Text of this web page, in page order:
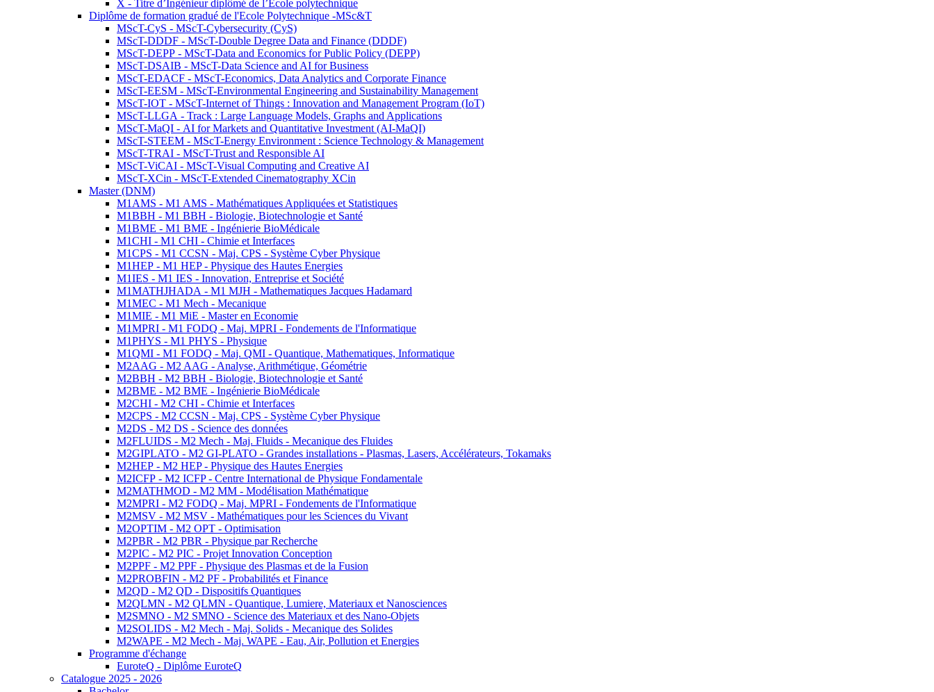
X - Titre d’Ingénieur diplômé de l’École polytechnique
Diplôme de formation gradué de l'Ecole Polytechnique -MSc&T
MScT-CyS - MScT-Cybersecurity (CyS)
MScT-DDDF - MScT-Double Degree Data and Finance (DDDF)
MScT-DEPP - MScT-Data and Economics for Public Policy (DEPP)
MScT-DSAIB - MScT-Data Science and AI for Business
MScT-EDACF - MScT-Economics, Data Analytics and Corporate Finance
MScT-EESM - MScT-Environmental Engineering and Sustainability Management
MScT-IOT - MScT-Internet of Things : Innovation and Management Program (IoT)
MScT-LLGA - Track : Large Language Models, Graphs and Applications
MScT-MaQI - AI for Markets and Quantitative Investment (AI-MaQI)
MScT-STEEM - MScT-Energy Environment : Science Technology & Management
MScT-TRAI - MScT-Trust and Responsible AI
MScT-ViCAI - MScT-Visual Computing and Creative AI
MScT-XCin - MScT-Extended Cinematography XCin
Master (DNM)
M1AMS - M1 AMS - Mathématiques Appliquées et Statistiques
M1BBH - M1 BBH - Biologie, Biotechnologie et Santé
M1BME - M1 BME - Ingénierie BioMédicale
M1CHI - M1 CHI - Chimie et Interfaces
M1CPS - M1 CCSN - Maj. CPS - Système Cyber Physique
M1HEP - M1 HEP - Physique des Hautes Energies
M1IES - M1 IES - Innovation, Entreprise et Société
M1MATHJHADA - M1 MJH - Mathematiques Jacques Hadamard
M1MEC - M1 Mech - Mecanique
M1MIE - M1 MiE - Master en Economie
M1MPRI - M1 FODQ - Maj. MPRI - Fondements de l'Informatique
M1PHYS - M1 PHYS - Physique
M1QMI - M1 FODQ - Maj. QMI - Quantique, Mathematiques, Informatique
M2AAG - M2 AAG - Analyse, Arithmétique, Géométrie
M2BBH - M2 BBH - Biologie, Biotechnologie et Santé
M2BME - M2 BME - Ingénierie BioMédicale
M2CHI - M2 CHI - Chimie et Interfaces
M2CPS - M2 CCSN - Maj. CPS - Système Cyber Physique
M2DS - M2 DS - Science des données
M2FLUIDS - M2 Mech - Maj. Fluids - Mecanique des Fluides
M2GIPLATO - M2 GI-PLATO - Grandes installations - Plasmas, Lasers, Accélérateurs, Tokamaks
M2HEP - M2 HEP - Physique des Hautes Energies
M2ICFP - M2 ICFP - Centre International de Physique Fondamentale
M2MATHMOD - M2 MM - Modélisation Mathématique
M2MPRI - M2 FODQ - Maj. MPRI - Fondements de l'Informatique
M2MSV - M2 MSV - Mathématiques pour les Sciences du Vivant
M2OPTIM - M2 OPT - Optimisation
M2PBR - M2 PBR - Physique par Recherche
M2PIC - M2 PIC - Projet Innovation Conception
M2PPF - M2 PPF - Physique des Plasmas et de la Fusion
M2PROBFIN - M2 PF - Probabilités et Finance
M2QD - M2 QD - Dispositifs Quantiques
M2QLMN - M2 QLMN - Quantique, Lumiere, Materiaux et Nanosciences
M2SMNO - M2 SMNO - Science des Materiaux et des Nano-Objets
M2SOLIDS - M2 Mech - Maj. Solids - Mecanique des Solides
M2WAPE - M2 Mech - Maj. WAPE - Eau, Air, Pollution et Energies
Programme d'échange
EuroteQ - Diplôme EuroteQ
Catalogue 2025 - 2026